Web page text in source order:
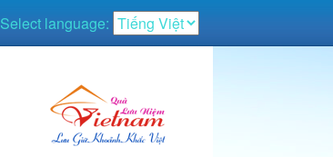
Select language: